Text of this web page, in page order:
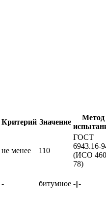
Критерий Значение
Метод
не менее 110
ГОСТ
6943.16-
(ИСО
78)
- битумное -||-